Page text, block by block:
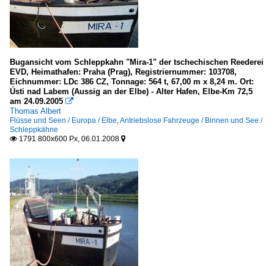
Bugansicht vom Schleppkahn "Mira-1" der tschechischen Reederei
EVD, Heimathafen: Praha (Prag), Registriernummer: 103708,
Eichnummer: LDc 386 CZ, Tonnage: 564 t, 67,00 m x 8,24 m. Ort:
Ústi nad Labem (Aussig an der Elbe) - Alter Hafen, Elbe-Km 72,5
am 24.09.2005 
Thomas Albert
Flüsse und Seen / Europa / Elbe,Antriebslose Fahrzeuge / Binnen und See /
Schleppkähne
 1791 800x600 Px, 06.01.2008 